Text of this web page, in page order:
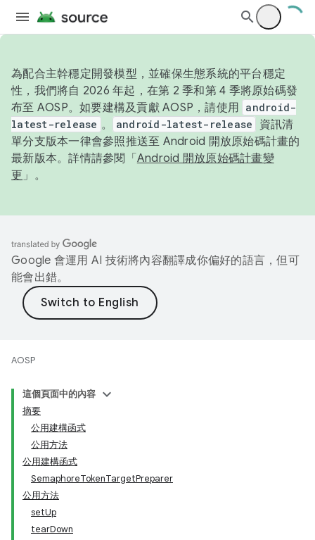
為配合主幹穩定開發模型，並確保生態系統的平台穩定
性，我們將自 2026 年起，在第 2 季和第 4 季將原始碼發
布至 AOSP。如要建構及貢獻 AOSP，請使用 android-
latest-release 。 android-latest-release
資訊清
單分支版本一律會參照推送至 Android 開放原始碼計畫的
最新版本。詳情請參閱「 Android 開放原始碼計畫變
更 」。
Google 會運用 AI 技術將內容翻譯成你偏好的語言，但可
能會出錯。
AOSP
這個頁面中的內容
摘要
公用建構函式
公用方法
公用建構函式
SemaphoreTokenTargetPreparer
公用方法
setUp
tearDown